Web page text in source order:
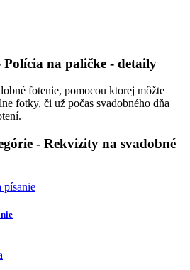
na paličke - detaily
fotenie, pomocou ktorej môžte
fotky, či už počas svadobného dňa
- Rekvizity na svadobné